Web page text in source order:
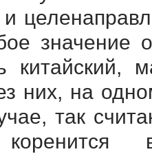
и
китайский,
них, на
так